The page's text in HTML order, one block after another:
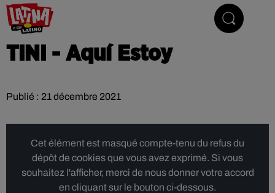
TINI - Aquí Estoy
Publié : 21 décembre 2021
Cet élément est masqué compte-tenu du refus du
dépôt de cookies que vous avez exprimé. Si vous
souhaitez l'afficher, merci de nous donner votre accord
en cliquant sur le bouton ci-dessous.